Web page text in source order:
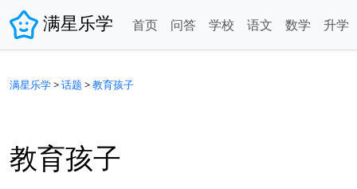
满星乐学 首页 问答 学校 语文 数学 升学
满星乐学>话题 >教育孩子
教育孩子